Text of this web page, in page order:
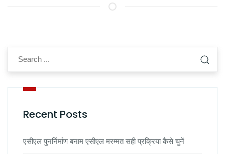
Recent Posts
एसीएल पुनर्निर्माण बनाम एसीएल मरम्मत सही प्रक्रिया कैसे चुनें